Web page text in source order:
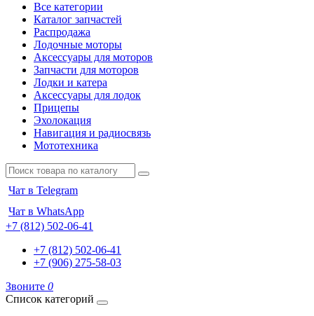
Все категории
Каталог запчастей
Распродажа
Лодочные моторы
Аксессуары для моторов
Запчасти для моторов
Лодки и катера
Аксессуары для лодок
Прицепы
Эхолокация
Навигация и радиосвязь
Мототехника
Чат в Telegram
Чат в WhatsApp
+7 (812) 502-06-41
+7 (812) 502-06-41
+7 (906) 275-58-03
Звоните 0
Список категорий